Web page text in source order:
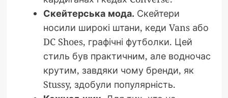
Скейтерська мода. Скейтери
носили широкі штани, кеди Vans або
DC Shoes, графічні футболки. Цей
стиль був практичним, але водночас
крутим, завдяки чому бренди, як
Stussy, здобули популярність.